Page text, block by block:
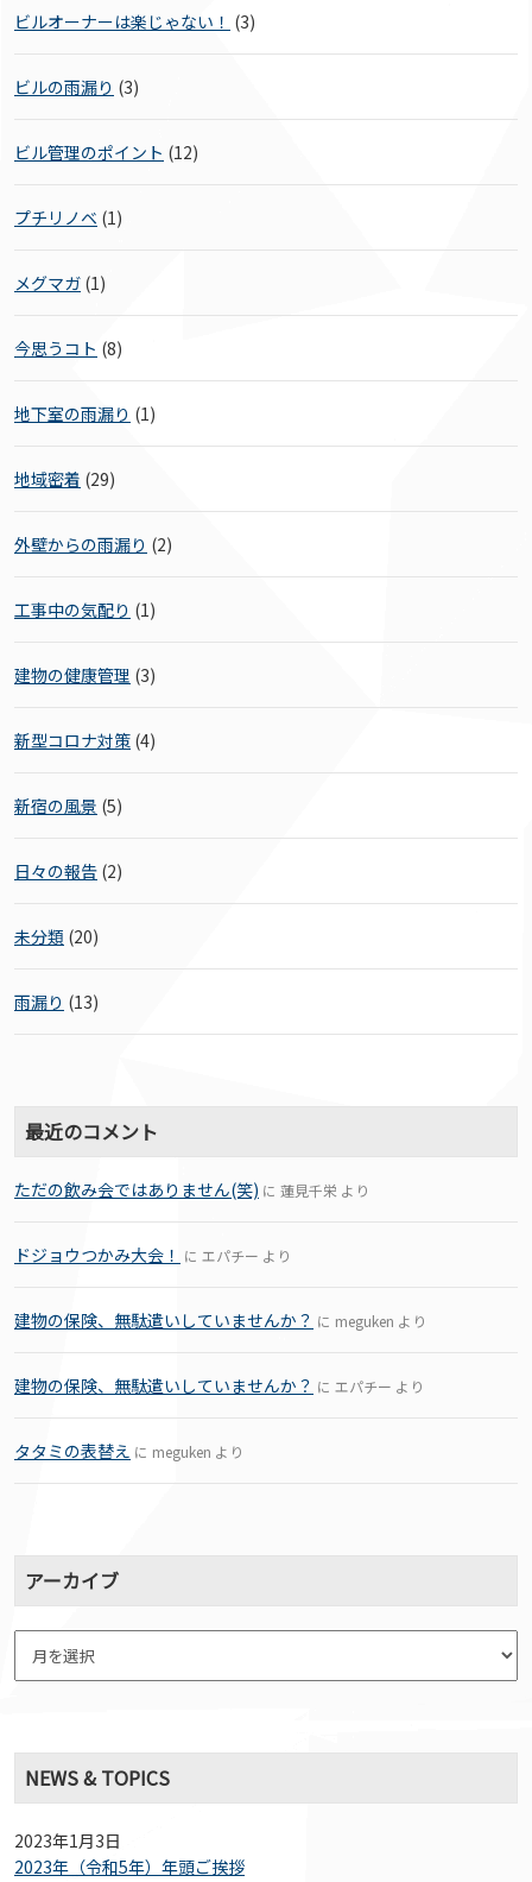
ビルオーナーは楽じゃない！ (3)
ビルの雨漏り (3)
ビル管理のポイント (12)
プチリノベ (1)
メグマガ (1)
今思うコト (8)
地下室の雨漏り (1)
地域密着 (29)
外壁からの雨漏り (2)
工事中の気配り (1)
建物の健康管理 (3)
新型コロナ対策 (4)
新宿の風景 (5)
日々の報告 (2)
未分類 (20)
雨漏り (13)
最近のコメント
ただの飲み会ではありません(笑) に 蓮見千栄 より
ドジョウつかみ大会！ に エパチー より
建物の保険、無駄遣いしていませんか？ に meguken より
建物の保険、無駄遣いしていませんか？ に エパチー より
タタミの表替え に meguken より
アーカイブ
NEWS & TOPICS
2023年1月3日
2023年（令和5年）年頭ご挨拶